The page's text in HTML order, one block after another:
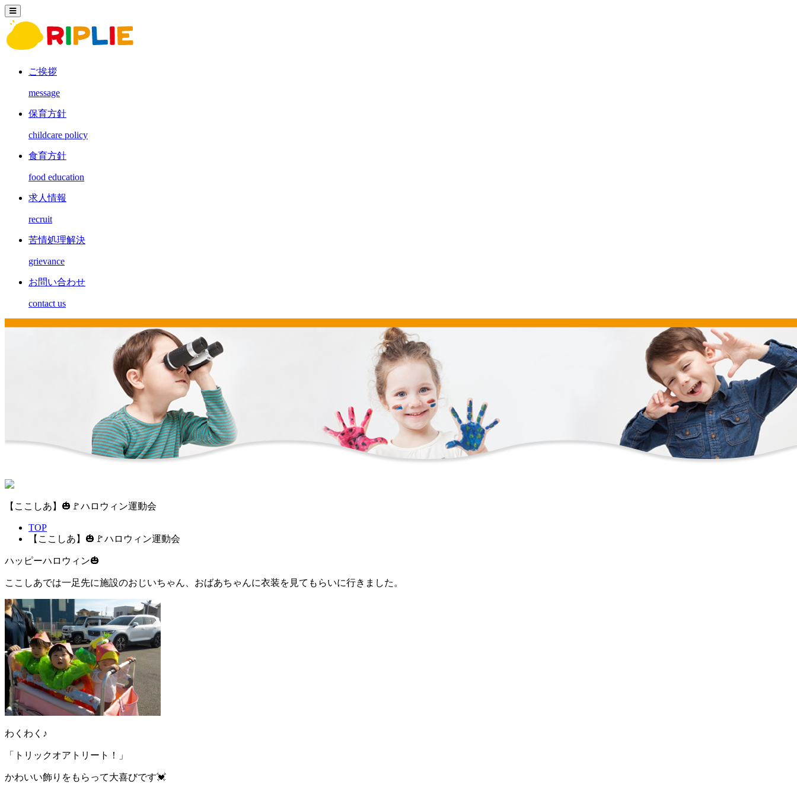
ご挨拶
message
保育方針
childcare policy
食育方針
food education
求人情報
recruit
苦情処理解決
grievance
お問い合わせ
contact us
【ここしあ】🎃🚩ハロウィン運動会
TOP
【ここしあ】🎃🚩ハロウィン運動会
ハッピーハロウィン🎃
ここしあでは一足先に施設のおじいちゃん、おばあちゃんに衣装を見てもらいに行きました。
わくわく♪
「トリックオアトリート！」
かわいい飾りをもらって大喜びです💓